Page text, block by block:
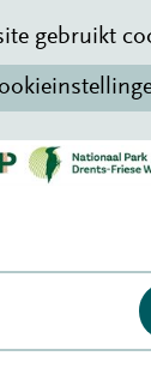
gebruikt
Ga